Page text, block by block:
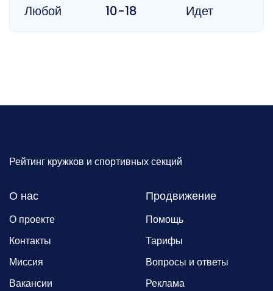
Любой 10-18 Идет
Рейтинг кружков и спортивных секций
О нас
О проекте
Контакты
Миссия
Вакансии
Продвижение
Помощь
Тарифы
Вопросы и ответы
Реклама